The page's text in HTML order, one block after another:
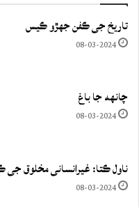
تاريخ جي ڪفن جھڙو ڪيس
08-03-2024
چانهه جا باغ
08-03-2024
ناول ڪتا: غيرانساني مخلوق جي
08-03-2024